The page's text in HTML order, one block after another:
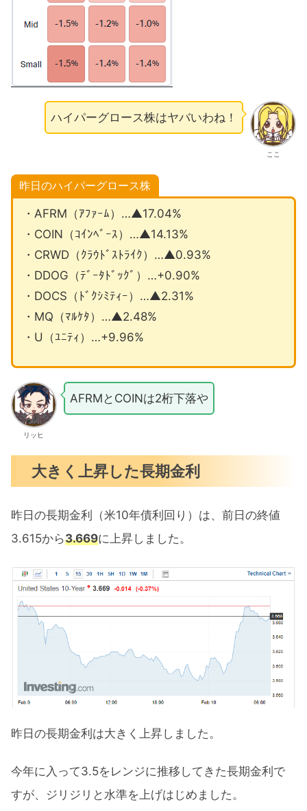
ここ
ハイパーグロース株はヤバいわね！
昨日のハイパーグロース株
・AFRM（ｱﾌｧｰﾑ）…▲17.04%
・COIN（ｺｲﾝﾍﾞｰｽ）…▲14.13%
・CRWD（ｸﾗｳﾄﾞｽﾄﾗｲｸ）…▲0.93%
・DDOG（ﾃﾞｰﾀﾄﾞｯｸﾞ）…+0.90%
・DOCS（ﾄﾞｸｼﾐﾃｨｰ）…▲2.31%
・MQ（ﾏﾙｹﾀ）…▲2.48%
・U（ﾕﾆﾃｨ）…+9.96%
リッヒ
AFRMとCOINは2桁下落や
大きく上昇した長期金利
昨日の長期金利（米10年債利回り）は、前日の終値
3.615から3.669に上昇しました。
昨日の長期金利は大きく上昇しました。
今年に入って3.5をレンジに推移してきた長期金利で
すが、ジリジリと水準を上げはじめました。